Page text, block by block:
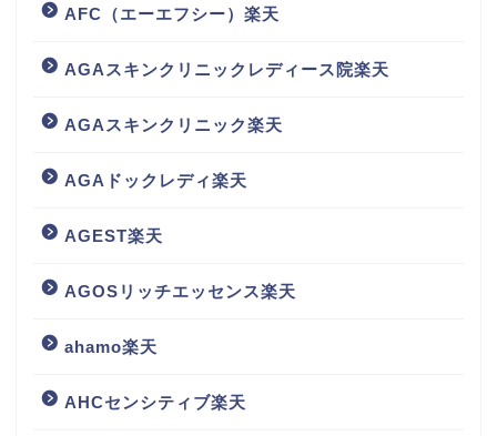
AFC（エーエフシー）楽天
AGAスキンクリニックレディース院楽天
AGAスキンクリニック楽天
AGAドックレディ楽天
AGEST楽天
AGOSリッチエッセンス楽天
ahamo楽天
AHCセンシティブ楽天